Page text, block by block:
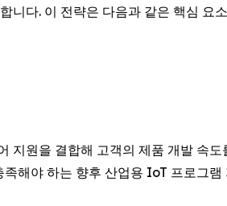
다. 이 전략은 다음과 같은 핵심 요
원을 결합해 고객의 제품 개발 속도
해야 하는 향후 산업용 IoT 프로그